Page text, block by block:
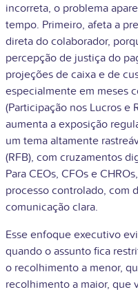
incorreta, o problema
tempo. Primeiro, afeta a
direta do colaborador,
percepção de justiça do
projeções de caixa e de
especialmente em meses
(Participação nos Lucros e
aumenta a exposição
um tema altamente
(RFB), com cruzamentos
Para CEOs, CFOs e
processo controlado, com
comunicação clara.
Esse enfoque executivo
quando o assunto fica
o recolhimento a menor,
recolhimento a maior, que